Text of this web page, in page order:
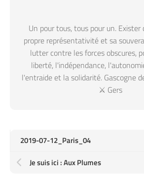
Un pour tous, tous pour un. Exister
propre représentativité et sa
lutter contre les forces obscures,
liberté, l'indépendance,
l'entraide et la solidarité. Gascogne
⚔️ Gers
2019-07-12_Paris_04
Je suis ici : Aux Plumes